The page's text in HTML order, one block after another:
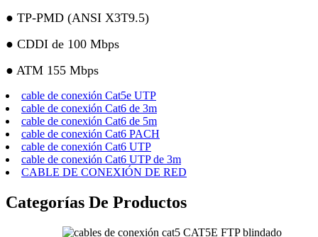
● TP-PMD (ANSI X3T9.5)
● CDDI de 100 Mbps
● ATM 155 Mbps
cable de conexión Cat5e UTP
cable de conexión Cat6 de 3m
cable de conexión Cat6 de 5m
cable de conexión Cat6 PACH
cable de conexión Cat6 UTP
cable de conexión Cat6 UTP de 3m
CABLE DE CONEXIÓN DE RED
Categorías De Productos